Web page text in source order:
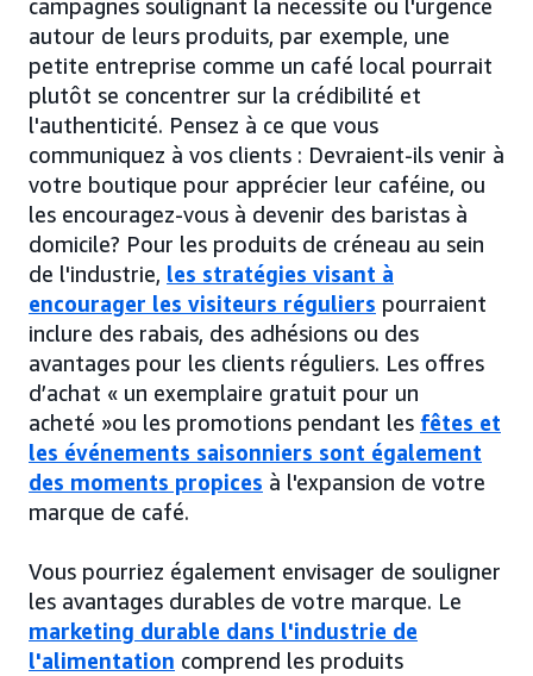
campagnes soulignant la nécessité ou l'urgence
autour de leurs produits, par exemple, une
petite entreprise comme un café local pourrait
plutôt se concentrer sur la crédibilité et
l'authenticité. Pensez à ce que vous
communiquez à vos clients : Devraient-ils venir à
votre boutique pour apprécier leur caféine, ou
les encouragez-vous à devenir des baristas à
domicile? Pour les produits de créneau au sein
de l'industrie, les stratégies visant à
encourager les visiteurs réguliers pourraient
inclure des rabais, des adhésions ou des
avantages pour les clients réguliers. Les offres
d’achat « un exemplaire gratuit pour un
acheté »ou les promotions pendant les fêtes et
les événements saisonniers sont également
des moments propices à l'expansion de votre
marque de café.
Vous pourriez également envisager de souligner
les avantages durables de votre marque. Le
marketing durable dans l'industrie de
l'alimentation comprend les produits